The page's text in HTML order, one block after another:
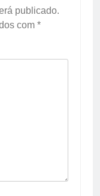
publicado.
com *